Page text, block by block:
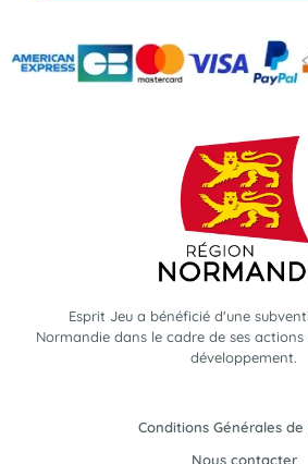
Esprit Jeu a bénéficié d'une
Normandie dans le cadre de ses
développement.
Conditions Générales
Nous contacter